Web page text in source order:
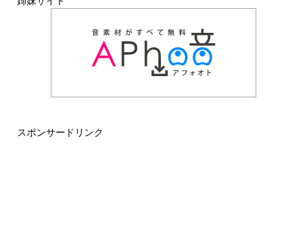
スポンサードリンク